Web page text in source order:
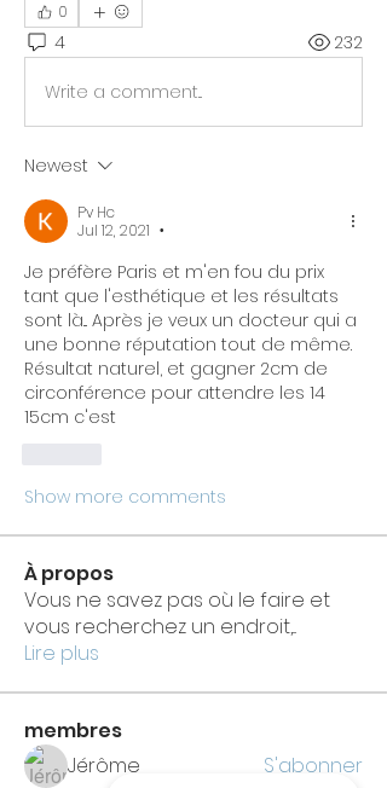
0
4 232
Write a comment...
Newest
Pv Hc
Jul 12, 2021
•
Je préfère Paris et m'en fou du prix
tant que l'esthétique et les résultats
sont là... Après je veux un docteur qui a
une bonne réputation tout de même.
Résultat naturel, et gagner 2cm de
circonférence pour attendre les 14
15cm c'est
Show more comments
À propos
Vous ne savez pas où le faire et
vous recherchez un endroit,...
Lire plus
membres
Jérôme
S'abonner